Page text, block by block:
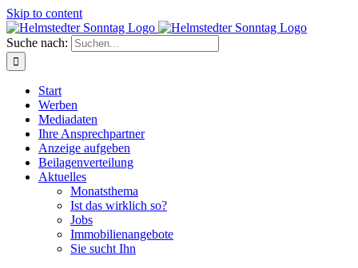
Skip to content
Suche nach:
Start
Werben
Mediadaten
Ihre Ansprechpartner
Anzeige aufgeben
Beilagenverteilung
Aktuelles
Monatsthema
Ist das wirklich so?
Jobs
Immobilienangebote
Sie sucht Ihn